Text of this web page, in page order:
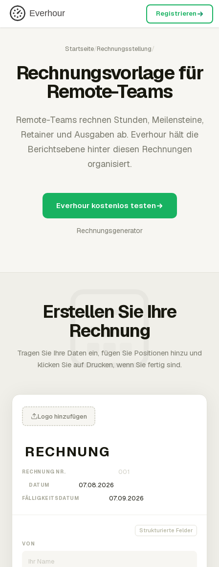
Everhour Registrieren
Startseite/Rechnungsstellung/
Rechnungsvorlage für
Remote-Teams
Remote-Teams rechnen Stunden, Meilensteine,
Retainer und Ausgaben ab. Everhour hält die
Berichtsebene hinter diesen Rechnungen
organisiert.
Everhour kostenlos testen
Rechnungsgenerator
Erstellen Sie Ihre
Rechnung
Tragen Sie Ihre Daten ein, fügen Sie Positionen hinzu und
klicken Sie auf Drucken, wenn Sie fertig sind.
Logo hinzufügen
RECHNUNG NR.
DATUM
FÄLLIGKEITSDATUM
Strukturierte Felder
VON